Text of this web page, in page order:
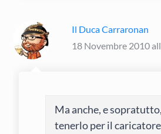
Il Duca Carraronan
18 Novembre 2010
Ma anche, e
tenerlo per il caricatore